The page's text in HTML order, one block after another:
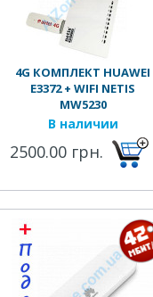
4G КОМПЛЕКТ HUAWEI
E3372 + WIFI NETIS
MW5230
В наличии
2500.00 грн.